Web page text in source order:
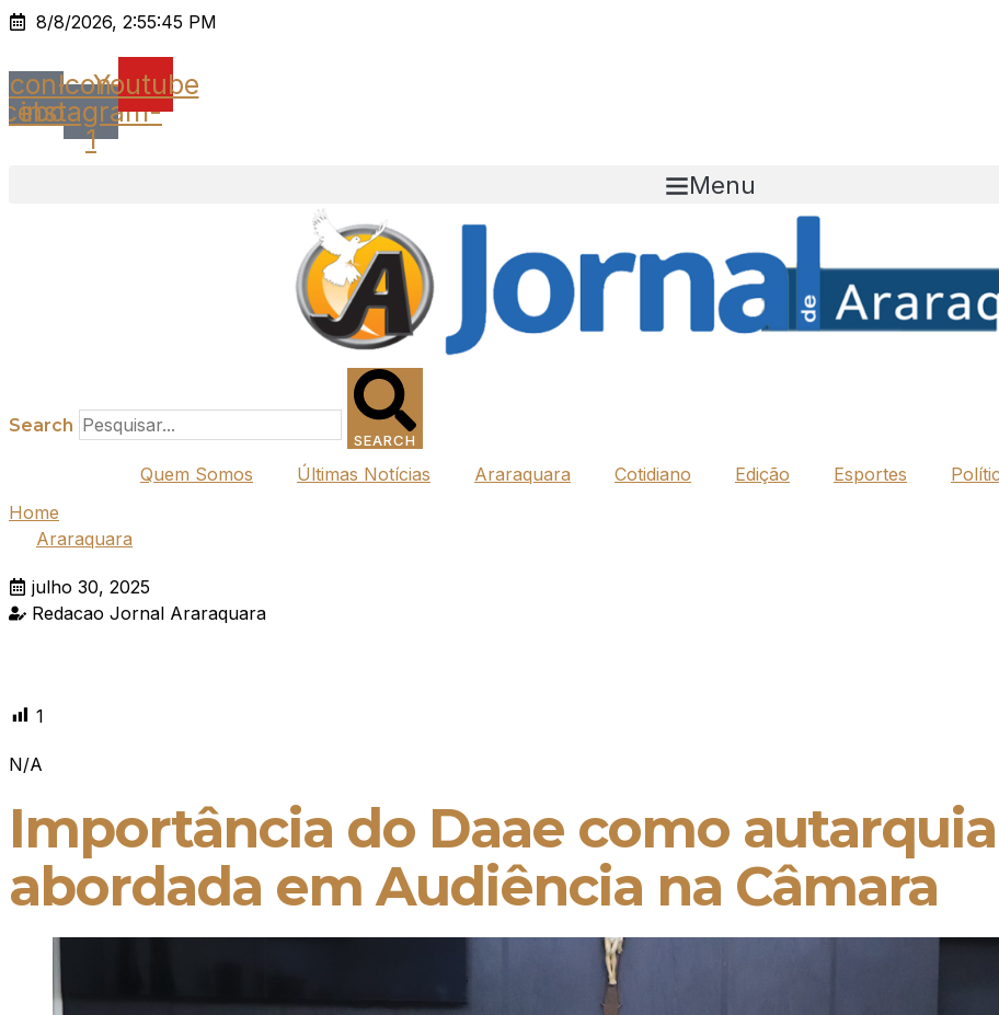
Ir
o
conteúdo
8/8/2026, 2:55:45 PM
Icon-Icon-
instagram-
1
Youtube
Menu
Search
SEARCH
Quem Somos Últimas Notícias Araraquara Cotidiano Edição Esportes
Home
Araraquara
julho 30, 2025
Redacao Jornal Araraquara
1
N/A
Importância do Daae como
abordada em Audiência na Câmara